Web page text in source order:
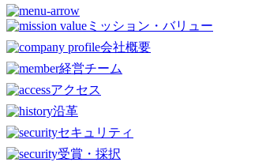
ミッション・バリュー
会社概要
経営チーム
アクセス
沿革
セキュリティ
受賞・採択